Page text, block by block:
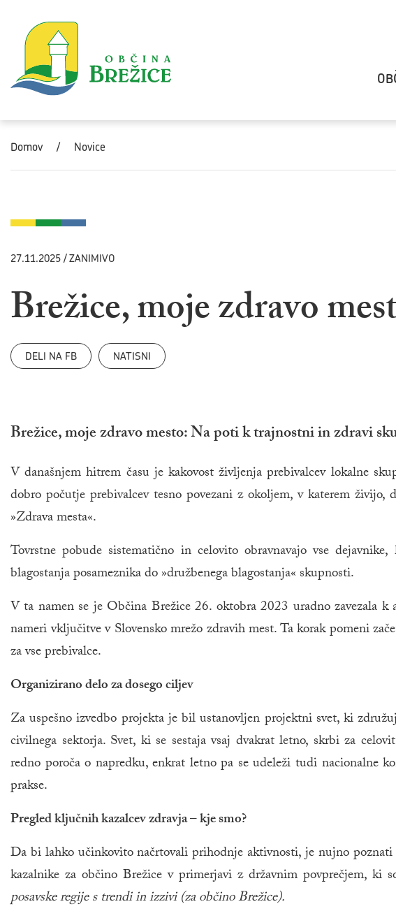
Domov / Novice
27.11.2025 / ZANIMIVO
Brežice, moje zdravo
DELI NA FB NATISNI
Brežice, moje zdravo mesto: Na poti k trajnostni in zdravi
V današnjem hitrem času je kakovost življenja prebivalcev lokalne
dobro počutje prebivalcev tesno povezani z okoljem, v katerem
»Zdrava mesta«.
Tovrstne pobude sistematično in celovito obravnavajo vse
blagostanja posameznika do »družbenega blagostanja« skupnosti.
V ta namen se je Občina Brežice 26. oktobra 2023 uradno zavezala
nameri vključitve v Slovensko mrežo zdravih mest. Ta korak pomeni
za vse prebivalce.
Organizirano delo za dosego ciljev
Za uspešno izvedbo projekta je bil ustanovljen projektni svet, ki
civilnega sektorja. Svet, ki se sestaja vsaj dvakrat letno, skrbi za
redno poroča o napredku, enkrat letno pa se udeleži tudi nacionalne
prakse.
Pregled ključnih kazalcev zdravja – kje smo?
Da bi lahko učinkovito načrtovali prihodnje aktivnosti, je nujno
kazalnike za občino Brežice v primerjavi z državnim povprečjem, ki
posavske regije s trendi in izzivi (za občino Brežice).